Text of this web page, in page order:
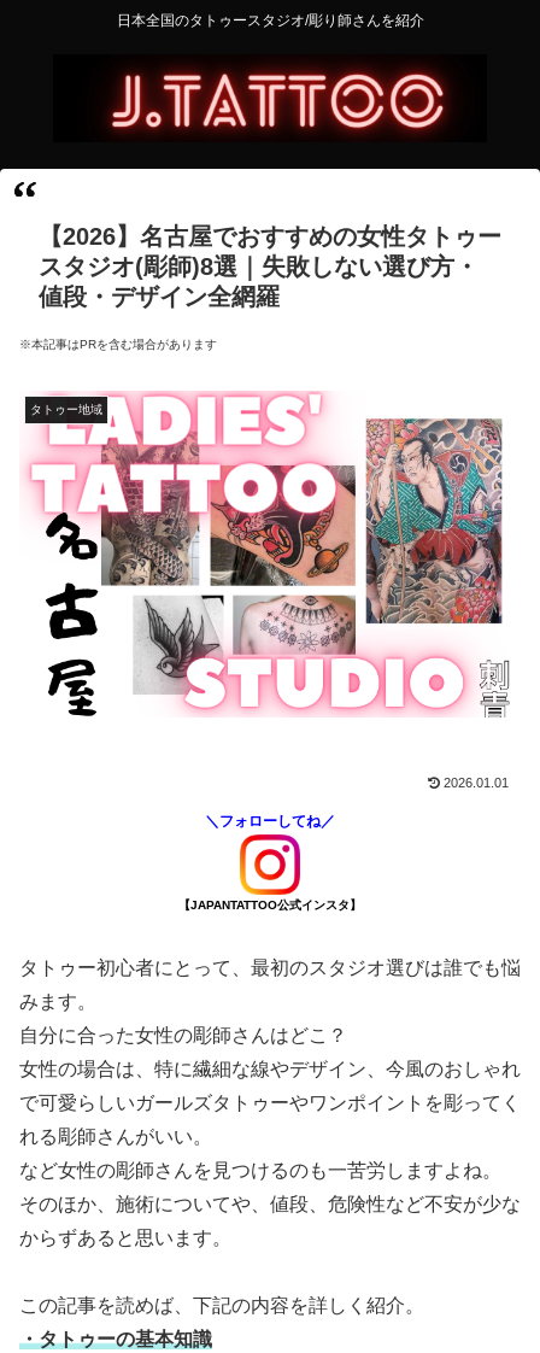
日本全国のタトゥースタジオ/彫り師さんを紹介
【2026】名古屋でおすすめの女性タトゥー
スタジオ(彫師)8選｜失敗しない選び方・
値段・デザイン全網羅
※本記事はPRを含む場合があります
タトゥー地域
2026.01.01
＼フォローしてね／
【JAPANTATTOO公式インスタ】
タトゥー初心者にとって、最初のスタジオ選びは誰でも悩
みます。
自分に合った女性の彫師さんはどこ？
女性の場合は、特に繊細な線やデザイン、今風のおしゃれ
で可愛らしいガールズタトゥーやワンポイントを彫ってく
れる彫師さんがいい。
など女性の彫師さんを見つけるのも一苦労しますよね。
そのほか、施術についてや、値段、危険性など不安が少な
からずあると思います。
この記事を読めば、下記の内容を詳しく紹介。
・タトゥーの基本知識